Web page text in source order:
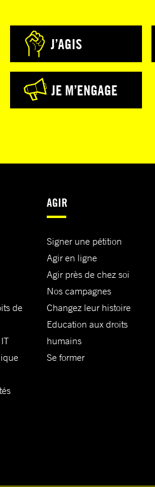
J’AGIS
JE M’ENGAGE
de
AGIR
Signer une pétition
Agir en ligne
Agir près de chez soi
Nos campagnes
Changez leur histoire
Education aux droits
humains
Se former